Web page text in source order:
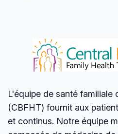
L'équipe de santé familiale
(CBFHT) fournit aux
et continus. Notre équipe